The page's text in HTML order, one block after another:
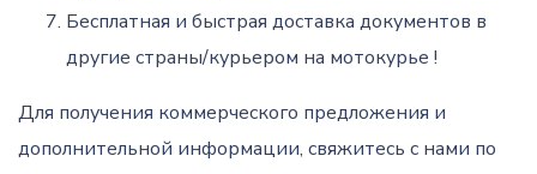
Бесплатная и быстрая доставка документов в
другие страны/курьером на мотокурье !
Для получения коммерческого предложения и
дополнительной информации, свяжитесь с нами по